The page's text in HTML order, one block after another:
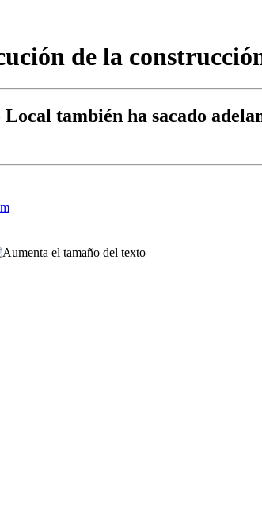
de la
también ha sacado